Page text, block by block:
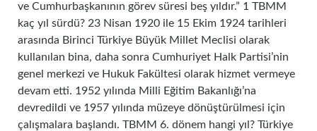
ve Cumhurbaşkanının görev süresi beş yıldır.” 1 TBMM
kaç yıl sürdü? 23 Nisan 1920 ile 15 Ekim 1924 tarihleri ​​
arasında Birinci Türkiye Büyük Millet Meclisi olarak
kullanılan bina, daha sonra Cumhuriyet Halk Partisi’nin
genel merkezi ve Hukuk Fakültesi olarak hizmet vermeye
devam etti. 1952 yılında Milli Eğitim Bakanlığı’na
devredildi ve 1957 yılında müzeye dönüştürülmesi için
çalışmalara başlandı. TBMM 6. dönem hangi yıl? Türkiye